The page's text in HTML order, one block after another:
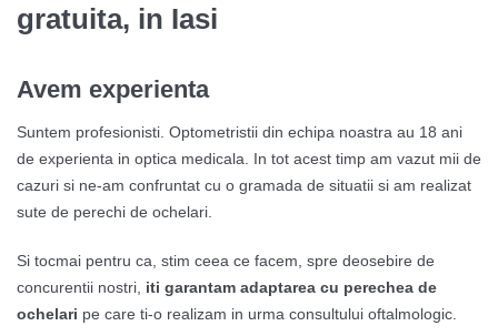
gratuita, in Iasi
Avem experienta
Suntem profesionisti. Optometristii din echipa noastra au 18 ani
de experienta in optica medicala. In tot acest timp am vazut mii de
cazuri si ne-am confruntat cu o gramada de situatii si am realizat
sute de perechi de ochelari.
Si tocmai pentru ca, stim ceea ce facem, spre deosebire de
concurentii nostri, iti garantam adaptarea cu perechea de
ochelari pe care ti-o realizam in urma consultului oftalmologic.